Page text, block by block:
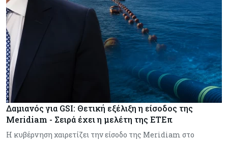
Δαμιανός για GSI: Θετική εξέλιξη η είσοδος της
Meridiam - Σειρά έχει η μελέτη της ΕΤΕπ
Η κυβέρνηση χαιρετίζει την είσοδο της Meridiam στο